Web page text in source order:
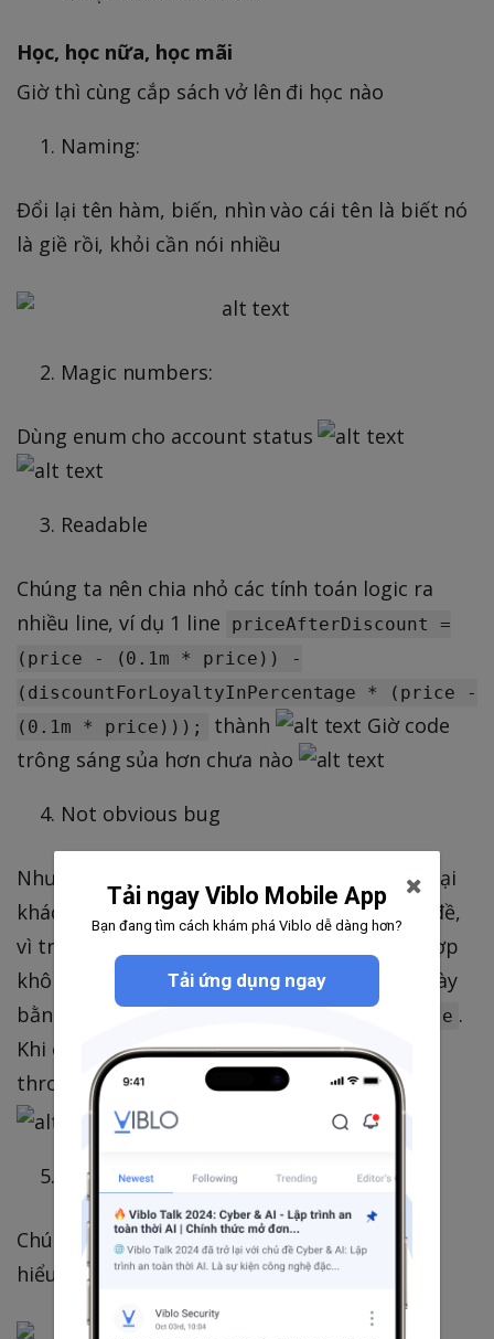
Học, học nữa, học mãi
Giờ thì cùng cắp sách vở lên đi học nào
Naming:
Đổi lại tên hàm, biến, nhìn vào cái tên là biết nó
là giề rồi, khỏi cần nói nhiều
Magic numbers:
Dùng enum cho account status
Readable
Chúng ta nên chia nhỏ các tính toán logic ra
nhiều line, ví dụ 1 line
priceAfterDiscount =
(price - (0.1m * price)) -
(discountForLoyaltyInPercentage * (price -
(0.1m * price)));
thành
Giờ code
trông sáng sủa hơn chưa nào
Not obvious bug
Như mình đã nói ở trên, khi thêm vào một loại
khách hàng mới thì hàm
Calculate
có vấn đề,
vì trước đó mình không handle các trường hợp
không mong muốn. Mình giải quyết vấn đề này
bằng cách thêm
trong switch case .
Khi có 1 loại khách hàng mới thêm vào thì sẽ
throw exception (vì mình thích thế
)
Using constants
Chúng ta vẫn còn những con số vô cùng khó
hiểu, mình sẽ đưa chúng vào Constants
Tải ngay Viblo Mobile App
Bạn đang tìm cách khám phá Viblo dễ dàng hơn?
Tải ứng dụng ngay